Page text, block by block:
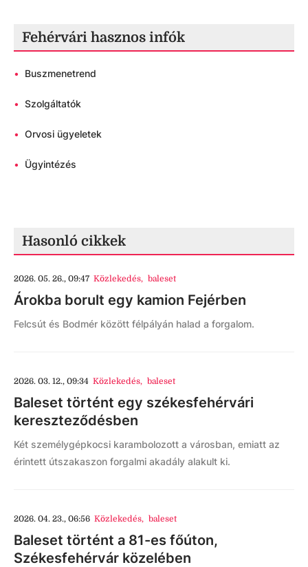
Fehérvári hasznos infók
• Buszmenetrend
• Szolgáltatók
• Orvosi ügyeletek
• Ügyintézés
Hasonló cikkek
2026. 05. 26., 09:47 Közlekedés, baleset
Árokba borult egy kamion Fejérben
Felcsút és Bodmér között félpályán halad a forgalom.
2026. 03. 12., 09:34 Közlekedés, baleset
Baleset történt egy székesfehérvári
kereszteződésben
Két személygépkocsi karambolozott a városban, emiatt az
érintett útszakaszon forgalmi akadály alakult ki.
2026. 04. 23., 06:56 Közlekedés, baleset
Baleset történt a 81-es főúton,
Székesfehérvár közelében